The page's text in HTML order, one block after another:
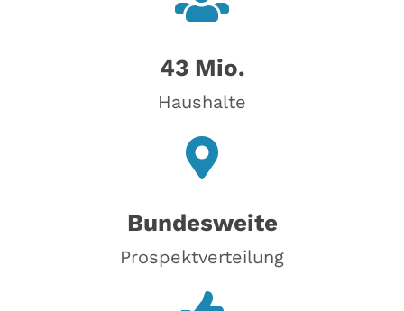
43 Mio.
Haushalte
Bundesweite
Prospektverteilung